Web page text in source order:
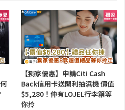
【獨家優惠】申請Citi Cash
Back信用卡送開利抽濕機 價值
$5,280！仲有LOJEL行李箱等
你拎